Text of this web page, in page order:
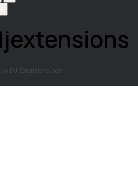
by DJ-Extensions.com